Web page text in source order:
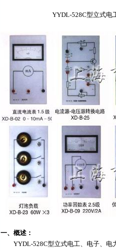
YYDL-528C型立式电工、电子
一、概述：
YYDL-528C型立式电工、电子、电